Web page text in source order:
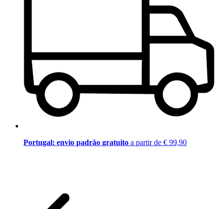
Portugal: envio padrão gratuito a partir de € 99,90